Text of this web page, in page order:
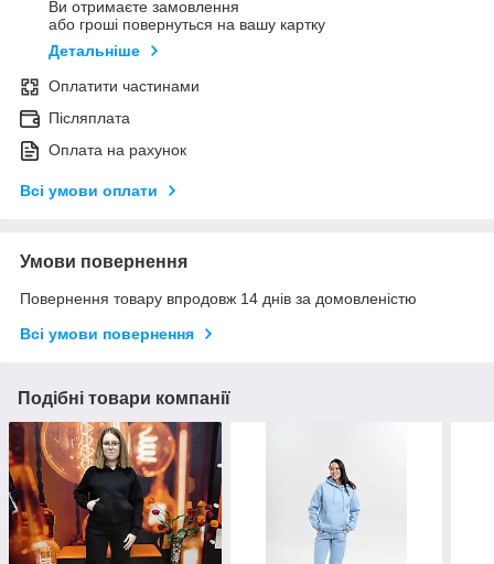
Ви отримаєте замовлення
або гроші повернуться на вашу картку
Детальніше
Оплатити частинами
Післяплата
Оплата на рахунок
Всі умови оплати
Умови повернення
Повернення товару впродовж 14 днів за домовленістю
Всі умови повернення
Подібні товари компанії